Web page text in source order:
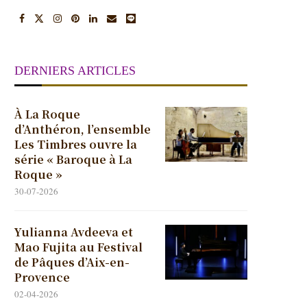
DERNIERS ARTICLES
À La Roque
d’Anthéron, l’ensemble
Les Timbres ouvre la
série « Baroque à La
Roque »
30-07-2026
Yulianna Avdeeva et
Mao Fujita au Festival
de Pâques d’Aix-en-
Provence
02-04-2026